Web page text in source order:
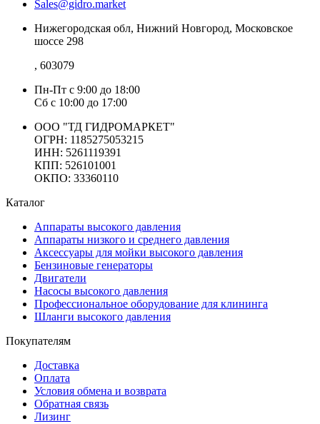
Sales@gidro.market
Нижегородская обл, Нижний Новгород, Московское
шоссе 298
, 603079
Пн-Пт с 9:00 до 18:00
Сб с 10:00 до 17:00
ООО "ТД ГИДРОМАРКЕТ"
ОГРН: 1185275053215
ИНН: 5261119391
КПП: 526101001
ОКПО: 33360110
Каталог
Аппараты высокого давления
Аппараты низкого и среднего давления
Аксессуары для мойки высокого давления
Бензиновые генераторы
Двигатели
Насосы высокого давления
Профессиональное оборудование для клининга
Шланги высокого давления
Покупателям
Доставка
Оплата
Условия обмена и возврата
Обратная связь
Лизинг